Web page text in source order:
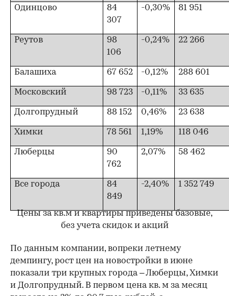
Одинцово
84
307
-0,30% 81 951
Реутов
98
106
-0,24% 22 266
Балашиха 67 652 -0,12% 288 601
Московский 98 723 -0,11% 33 635
Долгопрудный 88 152 0,46% 23 638
Химки 78 561 1,19% 118 046
Люберцы
90
762
2,07% 58 462
Все города
84
849
-2,40% 1 352 749
Цены за кв.м и квартиры приведены базовые,
без учета скидок и акций
По данным компании, вопреки летнему
демпингу, рост цен на новостройки в июне
показали три крупных города – Люберцы, Химки
и Долгопрудный. В первом цена кв. м за месяц